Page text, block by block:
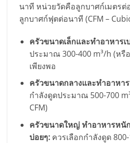
นาที หน่วยวัดคือลูกบาศก์เมตรต่
ลูกบาศก์ฟุตต่อนาที (CFM –
ครัวขนาดเล็กและทำอาหารเ
ประมาณ 300-400 m³/h (หรื
เพียงพอ
ครัวขนาดกลางและทำอาหา
กำลังดูดประมาณ 500-700
CFM)
ครัวขนาดใหญ่ ทำอาหารหนั
บ่อยๆ:ควรเลือกกำลังดูด